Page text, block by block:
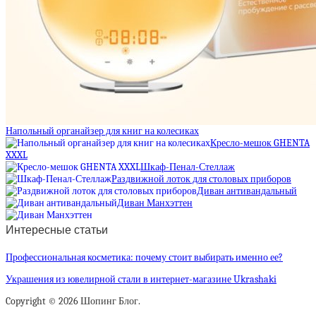
Напольный органайзер для книг на колесиках
Кресло-мешок GHENTA
XXXL
Шкаф-Пенал-Стеллаж
Раздвижной лоток для столовых приборов
Диван антивандальный
Диван Манхэттен
Интересные статьи
Профессиональная косметика: почему стоит выбирать именно ее?
Украшения из ювелирной стали в интернет-магазине Ukrashaki
Copyright © 2026 Шопинг Блог.